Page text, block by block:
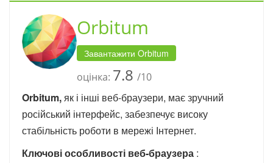
Orbitum
Завантажити Orbitum
оцінка: 7.8 /10
Orbitum,як і інші веб-браузери, має зручний
російський інтерфейс, забезпечує високу
стабільність роботи в мережі Інтернет.
Ключові особливості веб-браузера :